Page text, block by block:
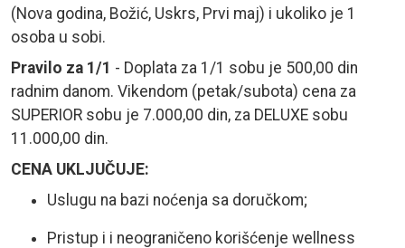
(Nova godina, Božić, Uskrs, Prvi maj) i ukoliko je 1
osoba u sobi.
Pravilo za 1/1 - Doplata za 1/1 sobu je 500,00 din
radnim danom. Vikendom (petak/subota) cena za
SUPERIOR sobu je 7.000,00 din, za DELUXE sobu
11.000,00 din.
CENA UKLJUČUJE:
Uslugu na bazi noćenja sa doručkom;
Pristup i i neograničeno korišćenje wellness